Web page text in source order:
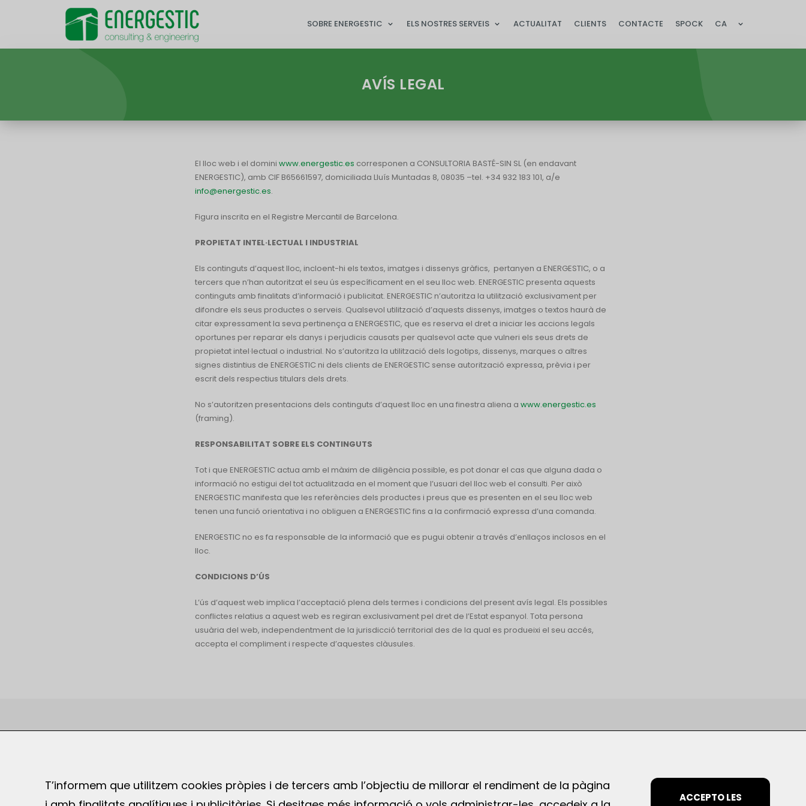
SOBRE ENERGESTIC ELS NOSTRES SERVEIS ACTUALITAT CLIENTS CONTACTE SPOCK CA
AVÍS LEGAL
El lloc web i el domini www.energestic.es corresponen a CONSULTORIA BASTÉ-SIN SL (en endavant
ENERGESTIC), amb CIF B65661597, domiciliada Lluís Muntadas 8, 08035 –tel. +34 932 183 101, a/e
info@energestic.es.
Figura inscrita en el Registre Mercantil de Barcelona.
PROPIETAT INTEL·LECTUAL I INDUSTRIAL
Els continguts d’aquest lloc, incloent-hi els textos, imatges i dissenys gràfics, pertanyen a ENERGESTIC, o a
tercers que n’han autoritzat el seu ús específicament en el seu lloc web. ENERGESTIC presenta aquests
continguts amb finalitats d’informació i publicitat. ENERGESTIC n’autoritza la utilització exclusivament per
difondre els seus productes o serveis. Qualsevol utilització d’aquests dissenys, imatges o textos haurà de
citar expressament la seva pertinença a ENERGESTIC, que es reserva el dret a iniciar les accions legals
oportunes per reparar els danys i perjudicis causats per qualsevol acte que vulneri els seus drets de
propietat intel·lectual o industrial. No s’autoritza la utilització dels logotips, dissenys, marques o altres
signes distintius de ENERGESTIC ni dels clients de ENERGESTIC sense autorització expressa, prèvia i per
escrit dels respectius titulars dels drets.
No s’autoritzen presentacions dels continguts d’aquest lloc en una finestra aliena a www.energestic.es
(framing).
RESPONSABILITAT SOBRE ELS CONTINGUTS
Tot i que ENERGESTIC actua amb el màxim de diligència possible, es pot donar el cas que alguna dada o
informació no estigui del tot actualitzada en el moment que l’usuari del lloc web el consulti. Per això
ENERGESTIC manifesta que les referències dels productes i preus que es presenten en el seu lloc web
tenen una funció orientativa i no obliguen a ENERGESTIC fins a la confirmació expressa d’una comanda.
ENERGESTIC no es fa responsable de la informació que es pugui obtenir a través d’enllaços inclosos en el
lloc.
CONDICIONS D’ÚS
L’ús d’aquest web implica l’acceptació plena dels termes i condicions del present avís legal. Els possibles
conflictes relatius a aquest web es regiran exclusivament pel dret de l’Estat espanyol. Tota persona
usuària del web, independentment de la jurisdicció territorial des de la qual es produeixi el seu accés,
accepta el compliment i respecte d’aquestes clàusules.
c. Santa Clara 26 1º – 17001 Girona
c. Dos de Maig 8 – 08240 Manresa
T’informem que utilitzem cookies pròpies i de tercers amb l’objectiu de millorar el rendiment de la pàgina
ACCEPTO LES